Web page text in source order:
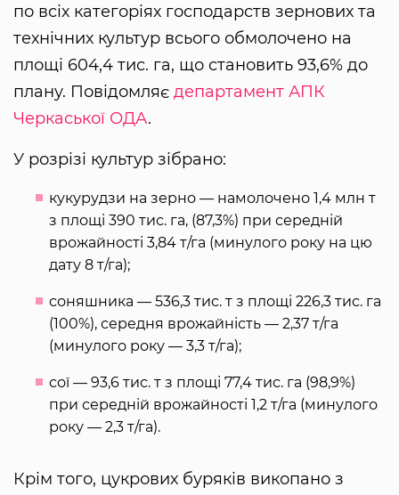
по всіх категоріях господарств зернових та
технічних культур всього обмолочено на
площі 604,4 тис. га, що становить 93,6% до
плану. Повідомляє департамент АПК
Черкаської ОДА.
У розрізі культур зібрано:
кукурудзи на зерно — намолочено 1,4 млн т
з площі 390 тис. га, (87,3%) при середній
врожайності 3,84 т/га (минулого року на цю
дату 8 т/га);
соняшника — 536,3 тис. т з площі 226,3 тис. га
(100%), середня врожайність — 2,37 т/га
(минулого року — 3,3 т/га);
сої — 93,6 тис. т з площі 77,4 тис. га (98,9%)
при середній врожайності 1,2 т/га (минулого
року — 2,3 т/га).
Крім того, цукрових буряків викопано з